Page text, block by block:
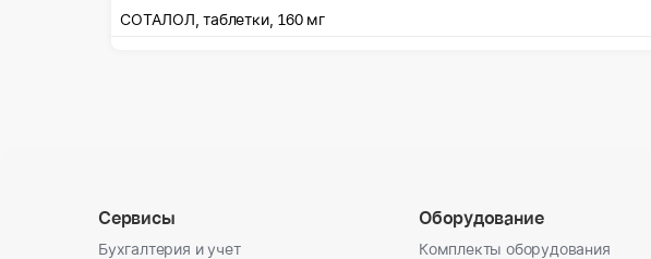
СОТАЛОЛ, таблетки, 160 мг
Сервисы
Бухгалтерия и учет
Оборудование
Комплекты оборудования